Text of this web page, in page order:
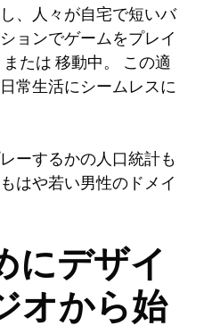
、人々が自宅で短いバ
ョンでゲームをプレイ
または移動中。 この適
常生活にシームレスに
ーするかの人口統計も
はや若い男性のドメイ
にデザイ
オから始